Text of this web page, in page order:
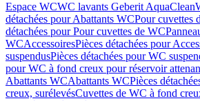
Espace WCWC lavants Geberit AquaClean
détachées pour Abattants WCPour cuvettes
détachées pour Pour cuvettes de WC
WCAccessoiresPièces détachées pour
suspendusPièces détachées pour WC
pour WC à fond creux pour réservoir
Abattants WCAbattants WCPièces
creux, surélevésCuvettes de WC à fond